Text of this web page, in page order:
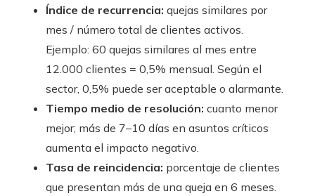
Índice de recurrencia: quejas similares por
mes / número total de clientes activos.
Ejemplo: 60 quejas similares al mes entre
12.000 clientes = 0,5% mensual. Según el
sector, 0,5% puede ser aceptable o alarmante.
Tiempo medio de resolución: cuanto menor
mejor; más de 7–10 días en asuntos críticos
aumenta el impacto negativo.
Tasa de reincidencia: porcentaje de clientes
que presentan más de una queja en 6 meses.